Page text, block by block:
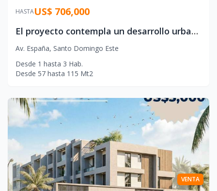
HASTAUS$ 706,000
El proyecto contempla un desarrollo urbano de uso mixto, donde residencias, hotelería, comercio y espacios corporativos se integran dentro de una planificación arquitectónica de gran escala.
Av. España, Santo Domingo Este
Desde 1 hasta 3 Hab.
Desde 57 hasta 115 Mt2
VENTA